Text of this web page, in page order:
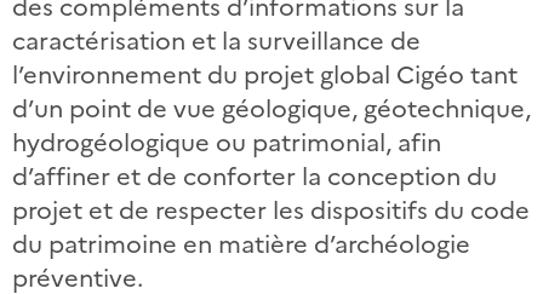
caractérisation et la surveillance de
l’environnement du projet global Cigéo tant
d’un point de vue géologique, géotechnique,
hydrogéologique ou patrimonial, afin
d’affiner et de conforter la conception du
projet et de respecter les dispositifs du code
du patrimoine en matière d’archéologie
préventive.